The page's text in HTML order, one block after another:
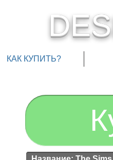
КАК КУПИТЬ?